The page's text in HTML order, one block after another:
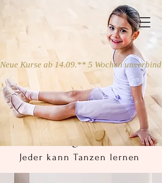
Neue Kurse ab 14.09.** 5 Wochen
Programe
Jeder kann Tanzen lernen